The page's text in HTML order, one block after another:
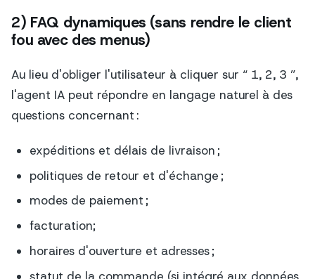
2) FAQ dynamiques (sans rendre le client
fou avec des menus)
Au lieu d'obliger l'utilisateur à cliquer sur “ 1, 2, 3 ”,
l'agent IA peut répondre en langage naturel à des
questions concernant :
expéditions et délais de livraison ;
politiques de retour et d'échange ;
modes de paiement ;
facturation;
horaires d'ouverture et adresses ;